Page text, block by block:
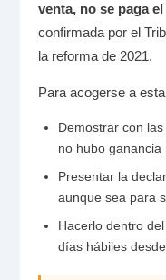
venta, no se paga
confirmada por el
la reforma de 2021.
Para acogerse a
Demostrar con
no hubo
Presentar la
aunque sea para
Hacerlo dentro
días hábiles